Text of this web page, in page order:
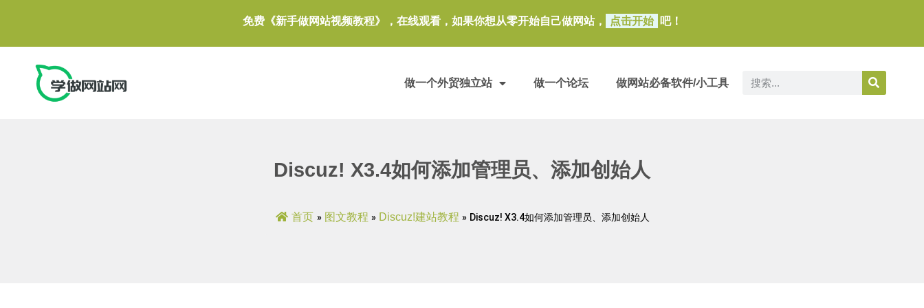
免费《新手做网站视频教程》，在线观看，如果你想从零开始自己做网站， 点击开始 吧！
做一个外贸独立站 做一个论坛 做网站必备软件/小工具
Discuz! X3.4如何添加管理员、添加创始人
首页 » 图文教程 » Discuz!建站教程 » Discuz! X3.4如何添加管理员、添加创始人